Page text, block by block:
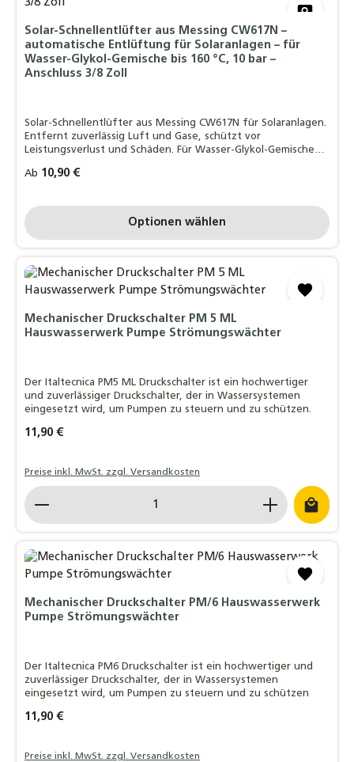
Solar-Schnellentlüfter aus Messing CW617N –
automatische Entlüftung für Solaranlagen – für
Wasser-Glykol-Gemische bis 160 °C, 10 bar –
Anschluss 3/8 Zoll
Solar-Schnellentlüfter aus Messing CW617N für Solaranlagen.
Entfernt zuverlässig Luft und Gase, schützt vor
Leistungsverlust und Schäden. Für Wasser-Glykol-Gemische
Regulärer Preis:
Ab 10,90 €
Optionen wählen
Mechanischer Druckschalter PM 5 ML
Hauswasserwerk Pumpe Strömungswächter
Der Italtecnica PM5 ML Druckschalter ist ein hochwertiger
und zuverlässiger Druckschalter, der in Wassersystemen
eingesetzt wird, um Pumpen zu steuern und zu schützen.
Regulärer Preis:
11,90 €
Preise inkl. MwSt. zzgl. Versandkosten
Produkt Anzahl: Gib den gewünschten Wert
Mechanischer Druckschalter PM/6 Hauswasserwerk
Pumpe Strömungswächter
Der Italtecnica PM6 Druckschalter ist ein hochwertiger und
zuverlässiger Druckschalter, der in Wassersystemen
eingesetzt wird, um Pumpen zu steuern und zu schützen
Regulärer Preis:
11,90 €
Preise inkl. MwSt. zzgl. Versandkosten